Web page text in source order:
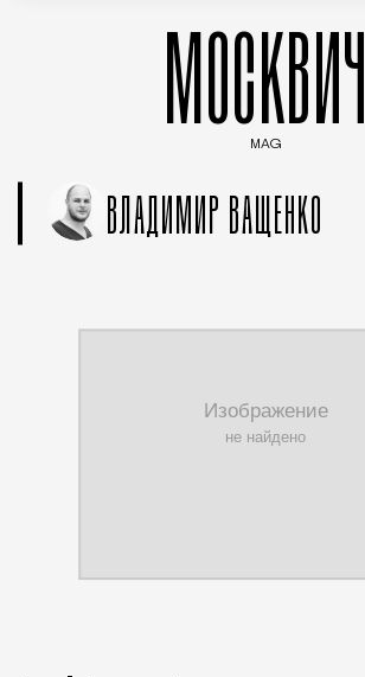
МОСКВИЧ
MAG
ВЛАДИМИР ВАЩЕНКО